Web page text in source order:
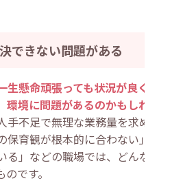
できない問題がある
懸命頑張っても状況が良くなら
境に問題があるのかもしれませ
不足で無理な業務量を求められ
育観が根本的に合わない」「ハ
」などの職場では、どんなに努
です。